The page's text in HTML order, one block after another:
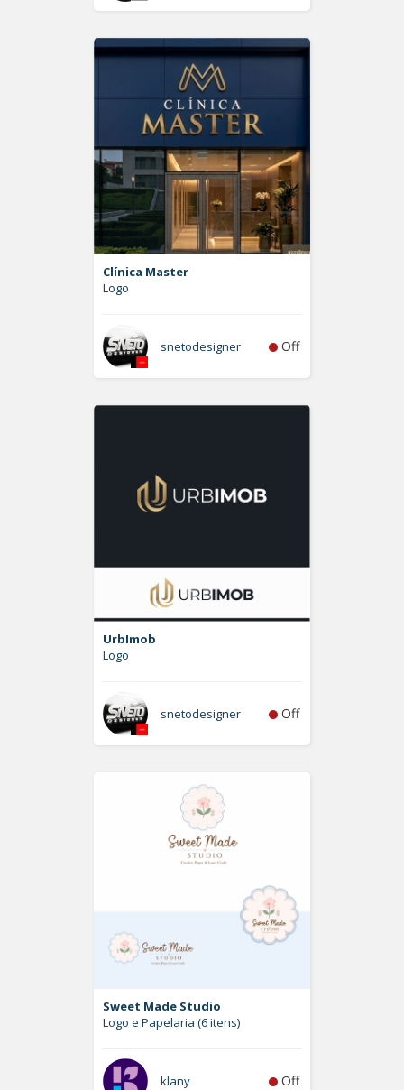
Clínica Master
Logo
snetodesigner Off
UrbImob
Logo
snetodesigner Off
Sweet Made Studio
Logo e Papelaria (6 itens)
klany Off